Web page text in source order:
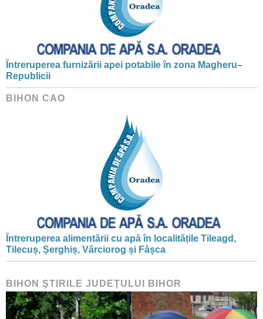
Întreruperea furnizării apei potabile în zona Magheru–
Republicii
BIHON CAO
Întreruperea alimentării cu apă în localitățile Tileagd,
Tilecuș, Șerghiș, Vârciorog și Fâșca
BIHON ŞTIRILE JUDEŢULUI BIHOR